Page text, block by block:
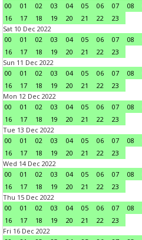
00
01 02 03 04 05 06 07 08
16
17 18 19 20 21 22
23
Sat 10 Dec 2022
00
01 02 03 04 05 06 07 08
16
17 18 19 20 21 22
23
Sun 11 Dec 2022
00
01 02 03 04 05 06 07 08
16
17 18 19 20 21 22
23
Mon 12 Dec 2022
00
01 02 03 04 05 06 07 08
16
17 18 19 20 21 22
23
Tue 13 Dec 2022
00
01 02 03 04 05 06 07 08
16
17 18 19 20 21 22
23
Wed 14 Dec 2022
00
01 02 03 04 05 06 07 08
16
17 18 19 20 21 22
23
Thu 15 Dec 2022
00
01 02 03 04 05 06 07 08
16
17 18 19 20 21 22
23
Fri 16 Dec 2022